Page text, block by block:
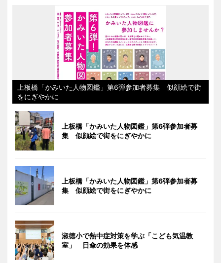
上板橋「かみいた人物図鑑」第6弾参加者募集 似顔絵で街
をにぎやかに
上板橋「かみいた人物図鑑」第6弾参加者募
集 似顔絵で街をにぎやかに
上板橋「かみいた人物図鑑」第6弾参加者募
集 似顔絵で街をにぎやかに
淑徳小で熱中症対策を学ぶ「こども気温教
室」 日傘の効果を体感